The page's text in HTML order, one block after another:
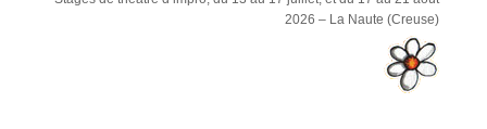
2026 – La Naute (Creuse)